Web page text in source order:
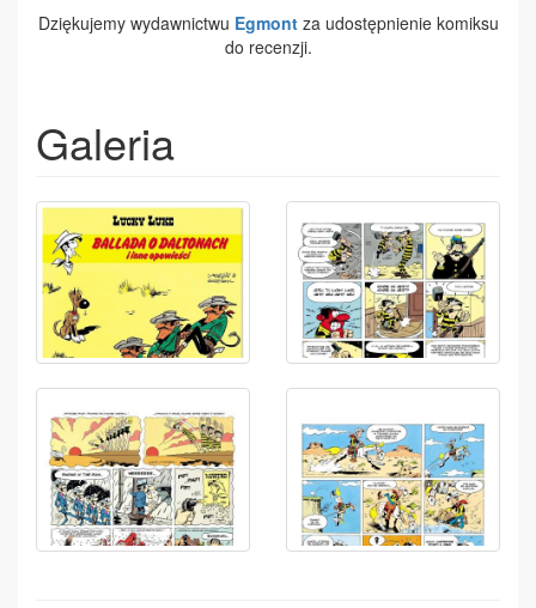
Dziękujemy wydawnictwu Egmontza udostępnienie komiksu
do recenzji.
Galeria